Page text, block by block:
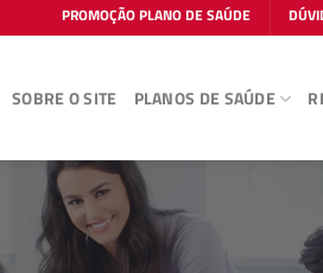
PROMOÇÃO PLANO DE SAÚDE
SOBRE O SITE PLANOS DE SAÚDE